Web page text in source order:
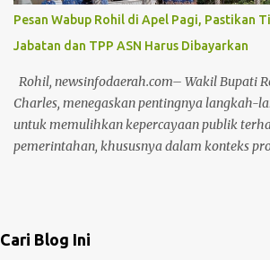
Pemko Pekanbaru untuk keperluan
ke depannya. "Mulai dari perencanaan,
pelaksanaan, hingga pertanggungjawaban
Dengan adanya saran masukan dari DPRD,
diharapkan tata kelola pemerintahan yang
pemerintahan yang baik bisa terwuj...
Pesan Wabup Rohil di Apel Pagi, Pastikan
Jabatan dan TPP ASN Harus Dibayarkan
Rohil, newsinfodaerah.com– Wakil Bupati
Charles, menegaskan pentingnya langkah-
untuk memulihkan kepercayaan publik
pemerintahan, khususnya dalam konteks
apabila ASN terus bertahan dalam zona
oleh sistem birokrasi feodal. Menurutnya,
Cari Blog Ini